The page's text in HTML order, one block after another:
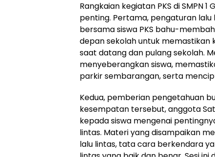
Rangkaian kegiatan PKS di SMPN
penting. Pertama, pengaturan lalu
bersama siswa PKS bahu-
depan sekolah untuk memastikan
saat datang dan pulang sekolah.
menyeberangkan siswa,
parkir sembarangan, serta
Kedua, pemberian pengetahuan
kesempatan tersebut, anggota
kepada siswa mengenai
lintas. Materi yang disampaikan
lalu lintas, tata cara berkendara